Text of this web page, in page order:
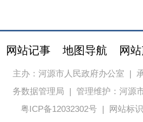
网站记事 地图导航 网
主办：河源市人民政府办公室 |
务数据管理局 | 管理维护：河源
粤ICP备12032302号| 网站标